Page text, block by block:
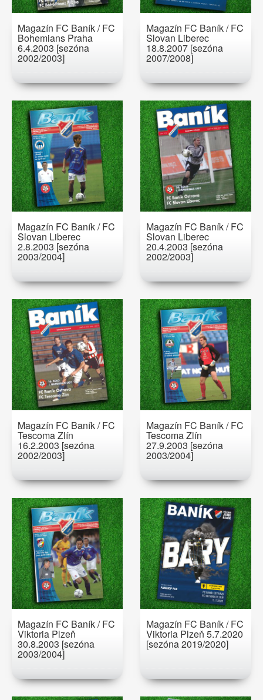
Magazín FC Baník / FC
Bohemians Praha
6.4.2003 [sezóna
2002/2003]
Magazín FC Baník / FC
Slovan Liberec
18.8.2007 [sezóna
2007/2008]
Magazín FC Baník / FC
Slovan Liberec
2.8.2003 [sezóna
2003/2004]
Magazín FC Baník / FC
Slovan Liberec
20.4.2003 [sezóna
2002/2003]
Magazín FC Baník / FC
Tescoma Zlín
16.2.2003 [sezóna
2002/2003]
Magazín FC Baník / FC
Tescoma Zlín
27.9.2003 [sezóna
2003/2004]
Magazín FC Baník / FC
Viktoria Plzeň
30.8.2003 [sezóna
2003/2004]
Magazín FC Baník / FC
Viktoria Plzeň 5.7.2020
[sezóna 2019/2020]